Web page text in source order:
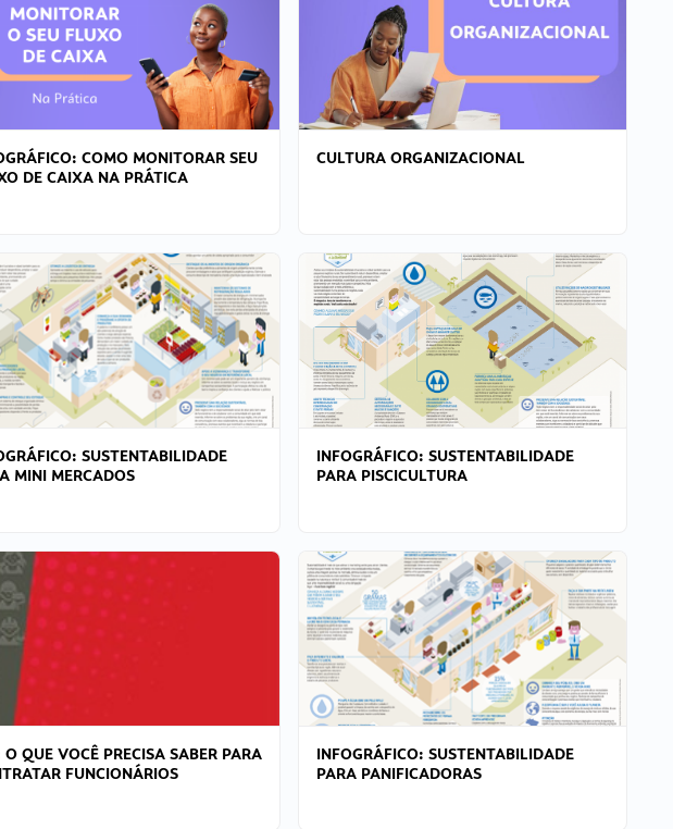
COMO MONITORAR SEU
DE CAIXA NA PRÁTICA
CULTURA ORGANIZACIONAL
SUSTENTABILIDADE
MINI MERCADOS
INFOGRÁFICO: SUSTENTABILIDADE
PARA PISCICULTURA
O QUE VOCÊ PRECISA SABER PARA
FUNCIONÁRIOS
INFOGRÁFICO: SUSTENTABILIDADE
PARA PANIFICADORAS